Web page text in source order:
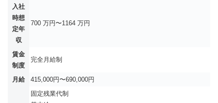
入社
時想
定年
収
700 万円〜1164 万円
賃金
制度
完全月給制
月給 415,000円〜690,000円
固定残業代制